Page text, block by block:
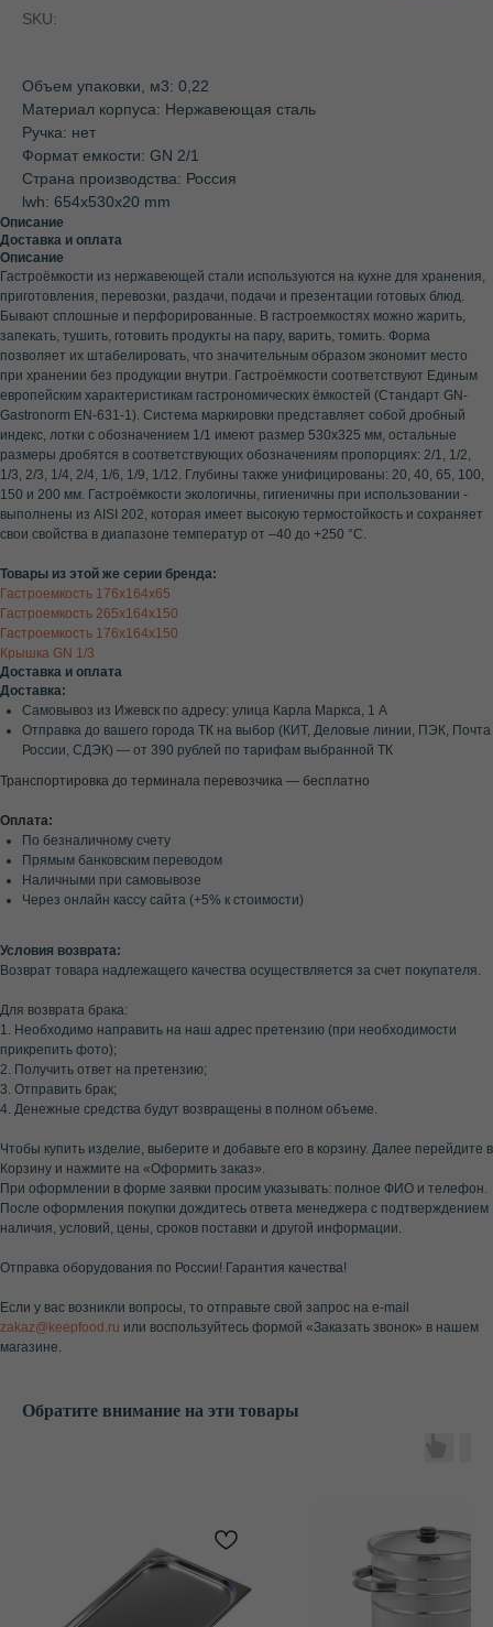
SKU:
Объем упаковки, м3: 0,22
Материал корпуса: Нержавеющая сталь
Ручка: нет
Формат емкости: GN 2/1
Страна производства: Россия
lwh: 654x530x20 mm
Описание
Доставка и оплата
Описание
Гастроёмкости из нержавеющей стали используются на кухне для хранения,
приготовления, перевозки, раздачи, подачи и презентации готовых блюд.
Бывают сплошные и перфорированные. В гастроемкостях можно жарить,
запекать, тушить, готовить продукты на пару, варить, томить. Форма
позволяет их штабелировать, что значительным образом экономит место
при хранении без продукции внутри. Гастроёмкости соответствуют Единым
европейским характеристикам гастрономических ёмкостей (Стандарт GN-
Gastronorm EN-631-1). Система маркировки представляет собой дробный
индекс, лотки с обозначением 1/1 имеют размер 530х325 мм, остальные
размеры дробятся в соответствующих обозначениям пропорциях: 2/1, 1/2,
1/3, 2/3, 1/4, 2/4, 1/6, 1/9, 1/12. Глубины также унифицированы: 20, 40, 65, 100,
150 и 200 мм. Гастроёмкости экологичны, гигиеничны при использовании -
выполнены из AISI 202, которая имеет высокую термостойкость и сохраняет
свои свойства в диапазоне температур от –40 до +250 °С.
Товары из этой же серии бренда:
Гастроемкость 176х164х65
Гастроемкость 265х164х150
Гастроемкость 176х164х150
Крышка GN 1/3
Доставка и оплата
Доставка:
Самовывоз из Ижевск по адресу: улица Карла Маркса, 1 А
Отправка до вашего города ТК на выбор (КИТ, Деловые линии, ПЭК, Почта
России, СДЭК) — от 390 рублей по тарифам выбранной ТК
Транспортировка до терминала перевозчика — бесплатно
Оплата:
По безналичному счету
Прямым банковским переводом
Наличными при самовывозе
Через онлайн кассу сайта (+5% к стоимости)
Условия возврата:
Возврат товара надлежащего качества осуществляется за счет покупателя.
Для возврата брака:
1. Необходимо направить на наш адрес претензию (при необходимости
прикрепить фото);
2. Получить ответ на претензию;
3. Отправить брак;
4. Денежные средства будут возвращены в полном объеме.
Чтобы купить изделие, выберите и добавьте его в корзину. Далее перейдите в
Корзину и нажмите на «Оформить заказ».
При оформлении в форме заявки просим указывать: полное ФИО и телефон.
После оформления покупки дождитесь ответа менеджера с подтверждением
наличия, условий, цены, сроков поставки и другой информации.
Отправка оборудования по России! Гарантия качества!
Если у вас возникли вопросы, то отправьте свой запрос на e-mail
zakaz@keepfood.ru или воспользуйтесь формой «Заказать звонок» в нашем
магазине.
Обратите внимание на эти товары